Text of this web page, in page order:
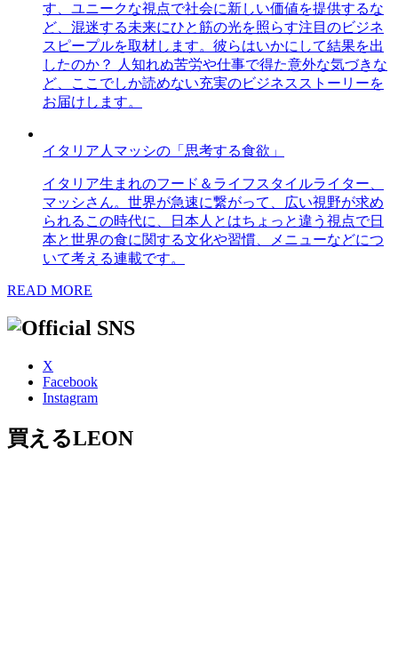
す、ユニークな視点で社会に新しい価値を提供するな
ど、混迷する未来にひと筋の光を照らす注目のビジネ
スピープルを取材します。彼らはいかにして結果を出
したのか？ 人知れぬ苦労や仕事で得た意外な気づきな
ど、ここでしか読めない充実のビジネスストーリーを
お届けします。
イタリア人マッシの「思考する食欲」
イタリア生まれのフード＆ライフスタイルライター、
マッシさん。世界が急速に繋がって、広い視野が求め
られるこの時代に、日本人とはちょっと違う視点で日
本と世界の食に関する文化や習慣、メニューなどにつ
いて考える連載です。
READ MORE
X
Facebook
Instagram
買えるLEON